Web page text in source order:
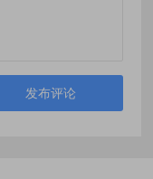
发布评论